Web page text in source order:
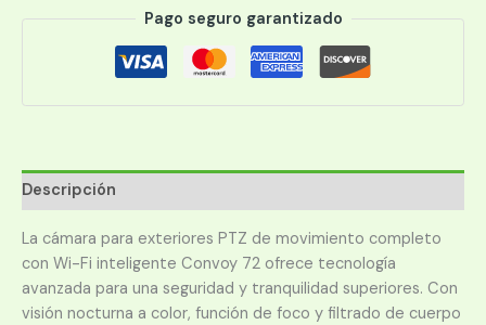
cantidad
Pago seguro garantizado
Descripción
La cámara para exteriores PTZ de movimiento completo
con Wi-Fi inteligente Convoy 72 ofrece tecnología
avanzada para una seguridad y tranquilidad superiores. Con
visión nocturna a color, función de foco y filtrado de cuerpo